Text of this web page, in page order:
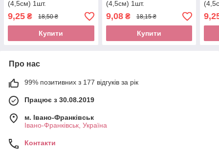
(4,5см) 1шт.
9,25 ₴ 18,50 ₴
Купити
(4,5см) 1шт.
9,08₴ 18,15 ₴
Купити
Про нас
99% позитивних з 177 відгуків за рік
Працює з 30.08.2019
м. Івано-Франківськ
Івано-Франківськ, Україна
Контакти